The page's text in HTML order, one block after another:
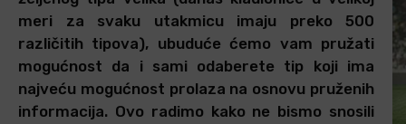
meri za svaku utakmicu imaju preko 500
različitih tipova), ubuduće ćemo vam pružati
mogućnost da i sami odaberete tip koji ima
najveću mogućnost prolaza na osnovu pruženih
informacija. Ovo radimo kako ne bismo snosili